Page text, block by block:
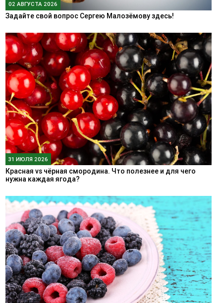
02 АВГУСТА 2026
Задайте свой вопрос Сергею Малозёмову здесь!
31 ИЮЛЯ 2026
Красная vs чёрная смородина. Что полезнее и для чего
нужна каждая ягода?